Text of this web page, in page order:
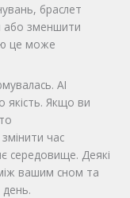
браслет
або зменшити
це може
AI
якість. Якщо ви
час
середовище. Деякі
вашим сном та